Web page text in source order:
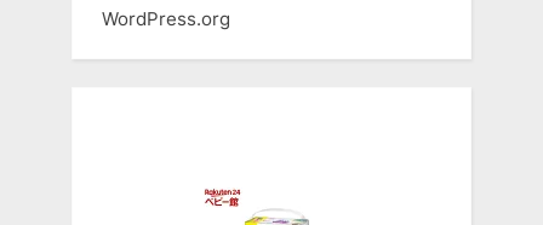
WordPress.org